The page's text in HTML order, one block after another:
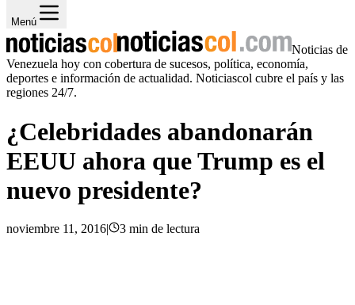
Menú
Noticias de
Venezuela hoy con cobertura de sucesos, política, economía,
deportes e información de actualidad. Noticiascol cubre el país y las
regiones 24/7.
¿Celebridades abandonarán
EEUU ahora que Trump es el
nuevo presidente?
noviembre 11, 2016| 3 min de lectura